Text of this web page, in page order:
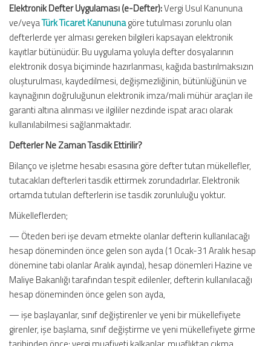
Elektronik Defter Uygulaması (e-Defter):Vergi Usul Kanununa
ve/veyaTürk Ticaret Kanununagöre tutulması zorunlu olan
defterlerde yer alması gereken bilgileri kapsayan elektronik
kayıtlar bütünüdür. Bu uygulama yoluyla defter dosyalarının
elektronik dosya biçiminde hazırlanması, kağıda bastırılmaksızın
oluşturulması, kaydedilmesi, değişmezliğinin, bütünlüğünün ve
kaynağının doğruluğunun elektronik imza/mali mühür araçları ile
garanti altına alınması ve ilgililer nezdinde ispat aracı olarak
kullanılabilmesi sağlanmaktadır.
Defterler Ne Zaman Tasdik Ettirilir?
Bilanço ve işletme hesabı esasına göre defter tutan mükellefler,
tutacakları defterleri tasdik ettirmek zorundadırlar. Elektronik
ortamda tutulan defterlerin ise tasdik zorunluluğu yoktur.
Mükelleflerden;
— Öteden beri işe devam etmekte olanlar defterin kullanılacağı
hesap döneminden önce gelen son ayda (1 Ocak-31 Aralık hesap
dönemine tabi olanlar Aralık ayında), hesap dönemleri Hazine ve
Maliye Bakanlığı tarafından tespit edilenler, defterin kullanılacağı
hesap döneminden önce gelen son ayda,
— işe başlayanlar, sınıf değiştirenler ve yeni bir mükellefiyete
girenler, işe başlama, sınıf değiştirme ve yeni mükellefiyete girme